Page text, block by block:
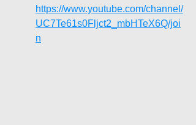
https://www.youtube.com/channel/
UC7Te61s0Fljct2_mbHTeX6Q/joi
n